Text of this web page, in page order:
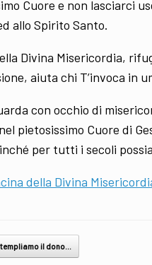
Cuore e non lasciarci
allo Spirito Santo.
Divina Misericordia,
aiuta chi T’invoca in
con occhio di
pietosissimo Cuore di
per tutti i secoli
della Divina
il dono…